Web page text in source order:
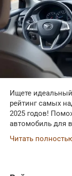
Ищете
рейтинг самых
2025 годов!
автомобиль для
Читать